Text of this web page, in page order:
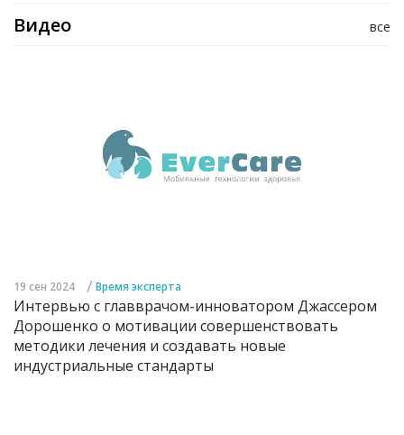
все
Видео
19 сен 2024 / Время эксперта
Интервью с главврачом-инноватором Джассером
Дорошенко о мотивации совершенствовать
методики лечения и создавать новые
индустриальные стандарты